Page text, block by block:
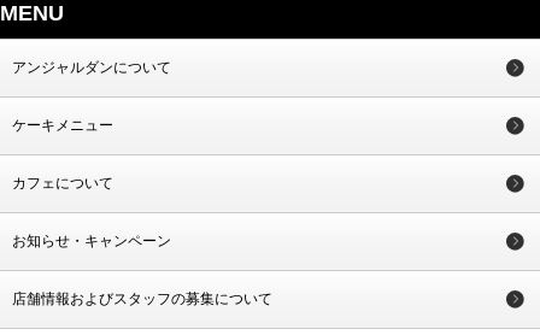
MENU
アンジャルダンについて
ケーキメニュー
カフェについて
お知らせ・キャンペーン
店舗情報およびスタッフの募集について